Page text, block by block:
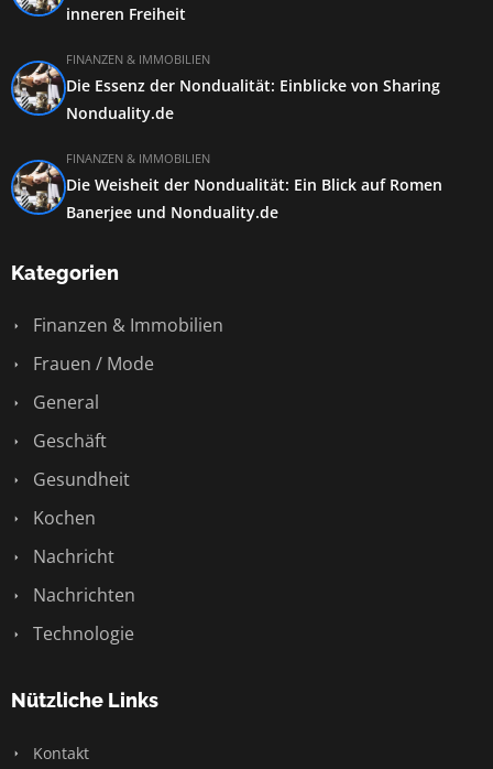
inneren Freiheit
FINANZEN & IMMOBILIEN
Die Essenz der Nondualität: Einblicke von Sharing
Nonduality.de
FINANZEN & IMMOBILIEN
Die Weisheit der Nondualität: Ein Blick auf Romen
Banerjee und Nonduality.de
Kategorien
Finanzen & Immobilien
Frauen / Mode
General
Geschäft
Gesundheit
Kochen
Nachricht
Nachrichten
Technologie
Nützliche Links
Kontakt